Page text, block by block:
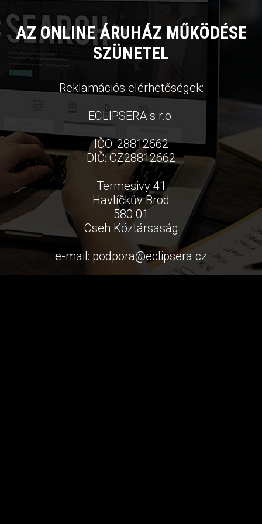
AZ ONLINE ÁRUHÁZ MŰKÖDÉSE
SZÜNETEL
Reklamációs elérhetőségek:
ECLIPSERA s.r.o.
IČO: 28812662
DIČ: CZ28812662
Termesivy 41
Havlíčkův Brod
580 01
Cseh Köztársaság
e-mail: podpora@eclipsera.cz